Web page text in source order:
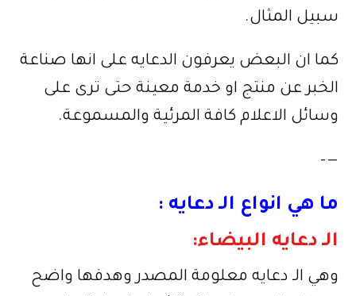
سبيل المثال.
كما ان البعض يعرفون الدعايه على انها صناعة
الخبر عن منتج او خدمة معينة حتى ترى على
وسائل الاعلام كافة المرئية والمسموعة.
—–
ما هي انواع الـ دعايه :
الـ دعايه البيضاء:
وهي الـ دعايه معلومة المصدر وهدفها واضح